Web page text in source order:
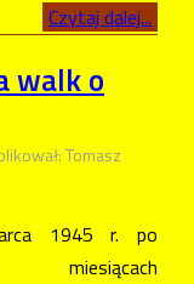
Czytaj dalej...
walk o
Tomasz
1945 r. po
miesiącach